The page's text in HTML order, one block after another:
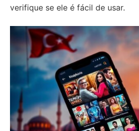
verifique se ele é fácil de usar.